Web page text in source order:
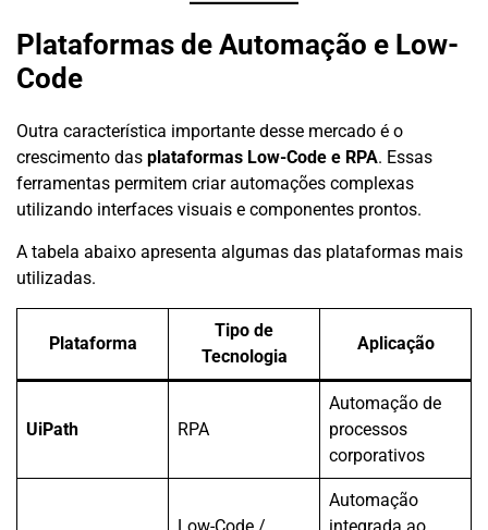
Plataformas de Automação e Low-
Code
Outra característica importante desse mercado é o
crescimento das plataformas Low-Code e RPA. Essas
ferramentas permitem criar automações complexas
utilizando interfaces visuais e componentes prontos.
A tabela abaixo apresenta algumas das plataformas mais
utilizadas.
Plataforma
Tipo de
Tecnologia
Aplicação
UiPath RPA
Automação de
processos
corporativos
Automação